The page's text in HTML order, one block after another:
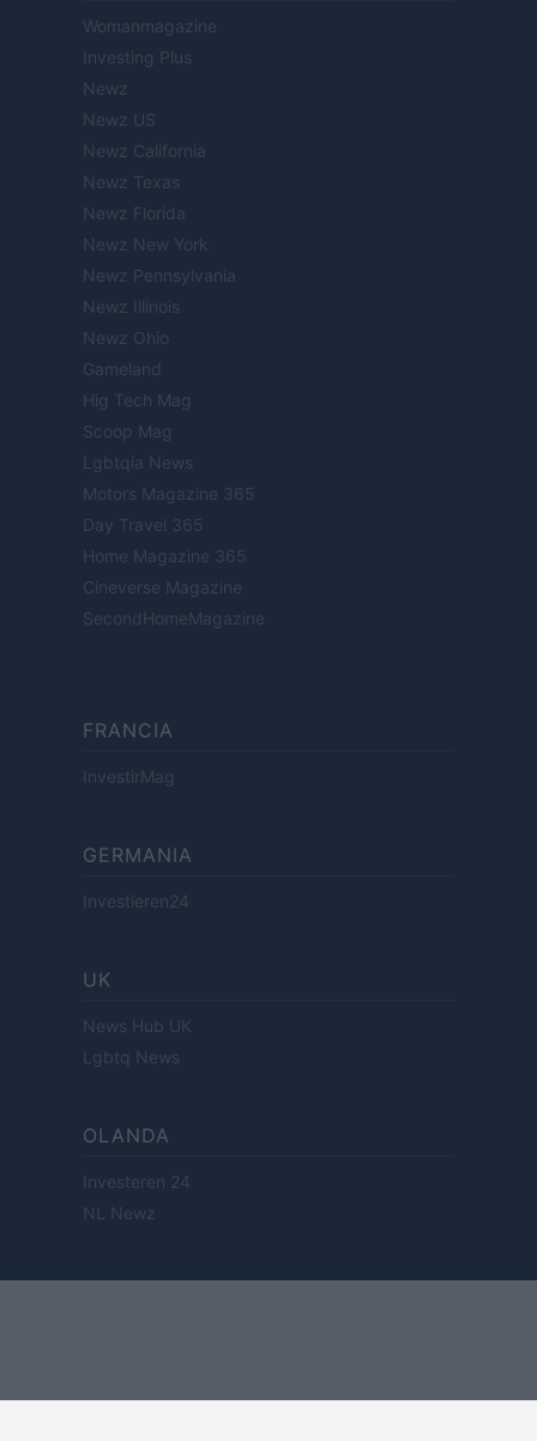
Womanmagazine
Investing Plus
Newz
Newz US
Newz California
Newz Texas
Newz Florida
Newz New York
Newz Pennsylvania
Newz Illinois
Newz Ohio
Gameland
Hig Tech Mag
Scoop Mag
Lgbtqia News
Motors Magazine 365
Day Travel 365
Home Magazine 365
Cineverse Magazine
SecondHomeMagazine
FRANCIA
InvestirMag
GERMANIA
Investieren24
UK
News Hub UK
Lgbtq News
OLANDA
Investeren 24
NL Newz